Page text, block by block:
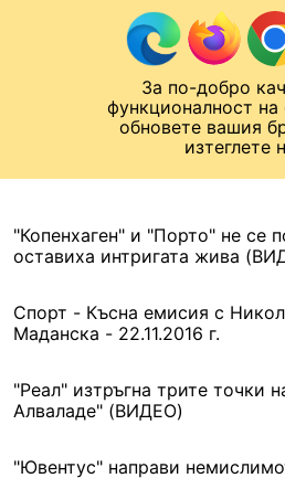
За по-добро
функционалност на
обновете вашия
изтеглете
Към съдържанието
Лига на Конференциите
"Копенхаген" и "Порто" не се
оставиха интригата жива
Спорт - Късна емисия с
Маданска - 22.11.2016 г.
"Реал" изтръгна трите точки
Алваладе" (ВИДЕО)
"Ювентус" направи